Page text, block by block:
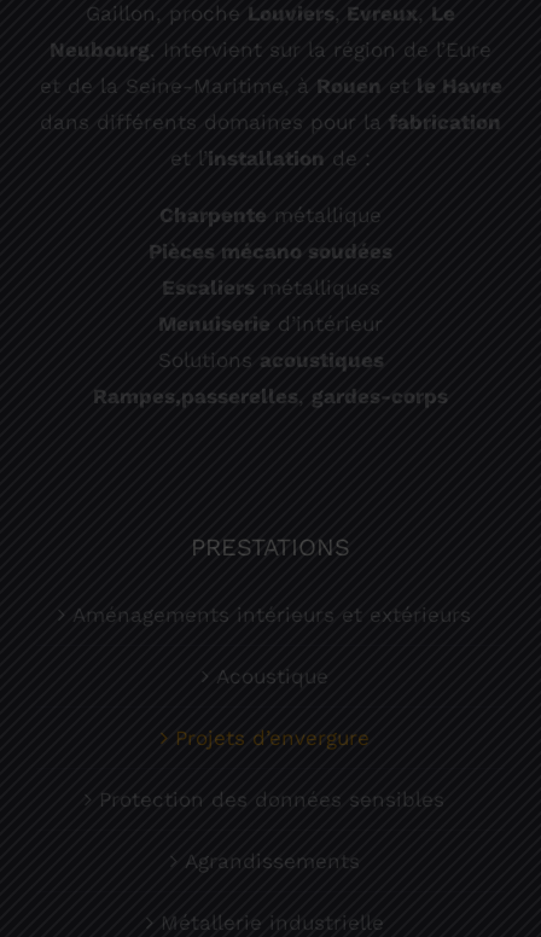
Gaillon, proche Louviers, Evreux, Le
Neubourg. Intervient sur la région de l’Eure
et de la Seine-Maritime, à Rouen et le Havre
dans différents domaines pour la fabrication
et l’installation de :
Charpente métallique
Pièces mécano soudées
Escaliersmétalliques
Menuiserie d’intérieur
Solutions acoustiques
Rampes,passerelles, gardes-corps
PRESTATIONS
Aménagements intérieurs et extérieurs
Acoustique
Projets d’envergure
Protection des données sensibles
Agrandissements
Métallerie industrielle